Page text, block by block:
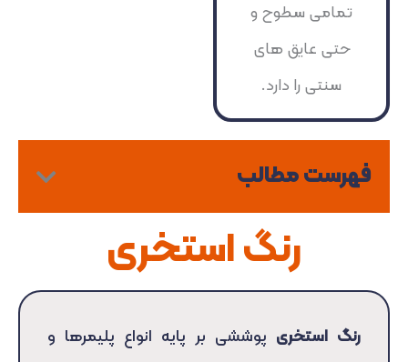
تمامی سطوح و
حتی عایق های
سنتی را دارد.
فهرست مطالب
رنگ استخری
رنگ استخری پوششی بر پایه انواع پلیمر‌ها و